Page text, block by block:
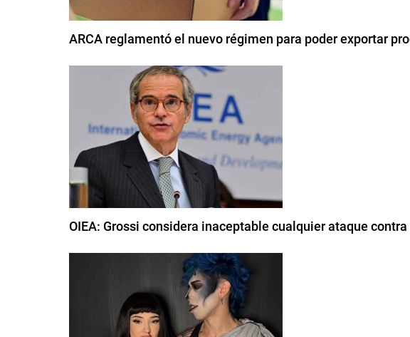
ARCA reglamentó el nuevo régimen para poder exportar
OIEA: Grossi considera inaceptable cualquier ataque